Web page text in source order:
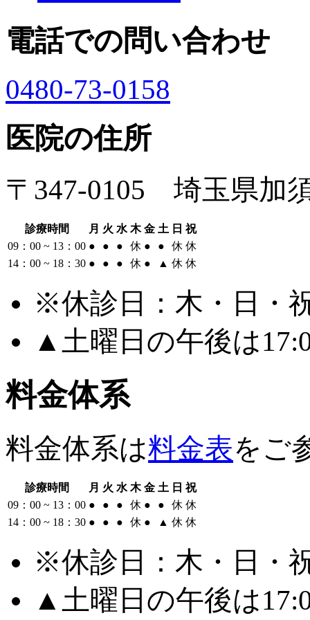
電話での問い合わせ
0480-73-0158
医院の住所
〒347-0105 埼玉県加
診療時間 月 火 水 木 金 土 日 祝
09：00 ~ 13：00 ● ● ● 休 ● ● 休 休
14：00 ~ 18：30 ● ● ● 休 ● ▲ 休 休
※休診日：木・日・
▲土曜日の午後は
料金体系
料金体系は料金表をご
診療時間 月 火 水 木 金 土 日 祝
09：00 ~ 13：00 ● ● ● 休 ● ● 休 休
14：00 ~ 18：30 ● ● ● 休 ● ▲ 休 休
※休診日：木・日・
▲土曜日の午後は